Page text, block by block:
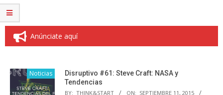
Anúnciate aquí
Noticias
Disruptivo #61: Steve Craft: NASA y
Tendencias
BY: THINK&START ON: SEPTIEMBRE 11, 2015